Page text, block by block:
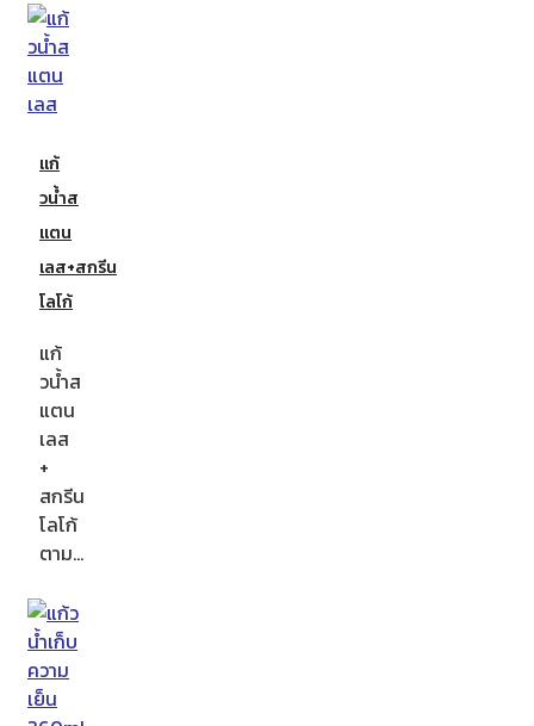
แก้
วน้ำส
แตน
เลส+สกรีน
โลโก้
แก้
วน้ำส
แตน
เลส
+
สกรีน
โลโก้
ตาม…